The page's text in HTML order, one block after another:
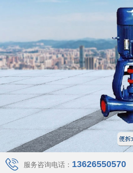
服务咨询电话： 13626550570